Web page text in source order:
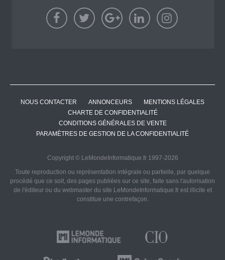
NOUS CONTACTER ANNONCEURS
MENTIONS LÉGALES
CHARTE DE CONFIDENTIALITÉ
CONDITIONS GÉNÉRALES DE VENTE
PARAMÈTRES DE GESTION DE LA CONFIDENTIALITÉ
Copyright © LeMondeInformatique.fr 1997-2026
Toute reproduction ou représentation intégrale ou partielle, par quelque
procédé que ce soit, des pages publiées sur ce site, faite sans l'autorisation
de l'éditeur ou du webmaster du site LeMondeInformatique.fr est illicite et
constitue une contrefaçon.